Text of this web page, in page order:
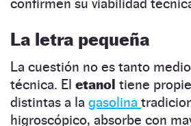
confirmen su viabilidad
La letra pequeña
La cuestión no es tanto
técnica. El etanol tiene
distintas a la gasolina
higroscópico, absorbe con